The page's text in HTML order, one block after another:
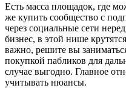
Есть масса площадок, где
же купить сообщество с
через социальные сети
бизнес, в этой нише
важно, решите вы
покупкой пабликов для
случае выгодно. Главное
учитывать нюансы.